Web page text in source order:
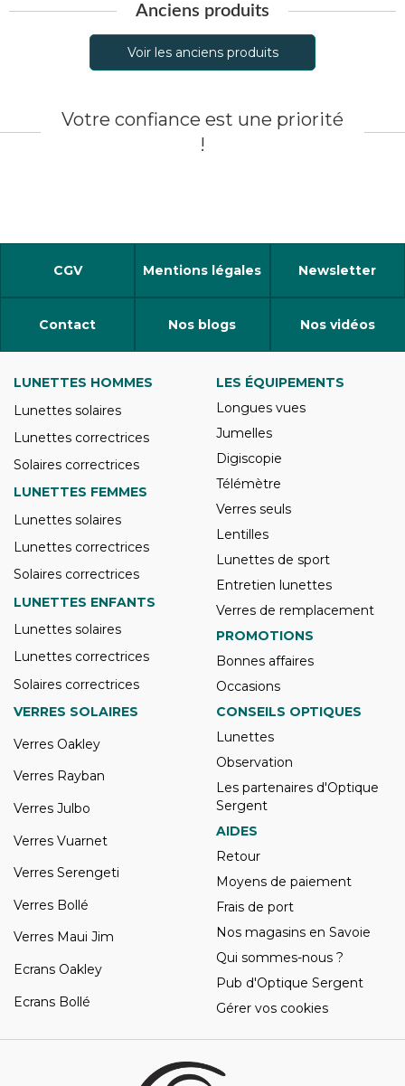
Anciens produits
Voir les anciens produits
Votre confiance est une priorité
!
CGV Mentions légales Newsletter
Contact Nos blogs Nos vidéos
LUNETTES HOMMES
Lunettes solaires
Lunettes correctrices
Solaires correctrices
LUNETTES FEMMES
Lunettes solaires
Lunettes correctrices
Solaires correctrices
LUNETTES ENFANTS
Lunettes solaires
Lunettes correctrices
Solaires correctrices
LES ÉQUIPEMENTS
Longues vues
Jumelles
Digiscopie
Télémètre
Verres seuls
Lentilles
Lunettes de sport
Entretien lunettes
Verres de remplacement
PROMOTIONS
Bonnes affaires
Occasions
VERRES SOLAIRES
Verres Oakley
Verres Rayban
Verres Julbo
Verres Vuarnet
Verres Serengeti
Verres Bollé
Verres Maui Jim
Ecrans Oakley
Ecrans Bollé
CONSEILS OPTIQUES
Lunettes
Observation
Les partenaires d'Optique
Sergent
AIDES
Retour
Moyens de paiement
Frais de port
Nos magasins en Savoie
Qui sommes-nous ?
Pub d'Optique Sergent
Gérer vos cookies